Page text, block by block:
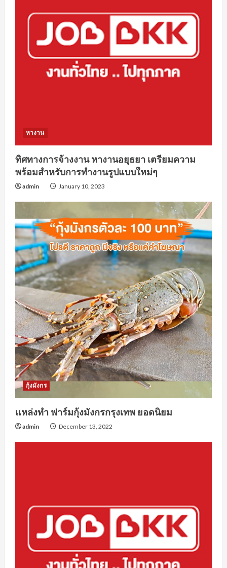
หางาน
ทิศทางการจ้างงาน หางานอยุธยา เตรียมความ
พร้อมสำหรับการทำงานรูปแบบใหม่ๆ
admin January 10, 2023
กุ้งมังกร
แหล่งทำ ฟาร์มกุ้งมังกรกรุงเทพ ยอดนิยม
admin December 13, 2022